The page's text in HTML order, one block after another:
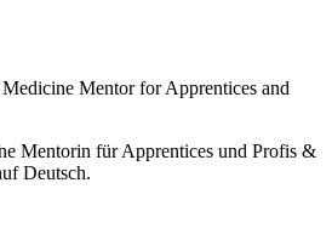
Mentor for Apprentices and
Mentorin für Apprentices und Profis &
Deutsch.